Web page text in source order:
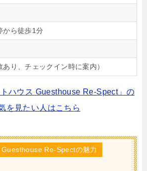
から徒歩1分
り、チェックイン時に案内）
ハウス Guesthouse Re-Spect」の
を見たい人はこちら
Re-Spectの魅力